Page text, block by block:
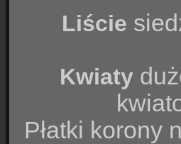
Liście
Kwiaty
Płatki korony